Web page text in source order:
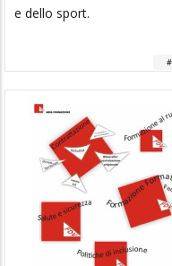
e dello sport.